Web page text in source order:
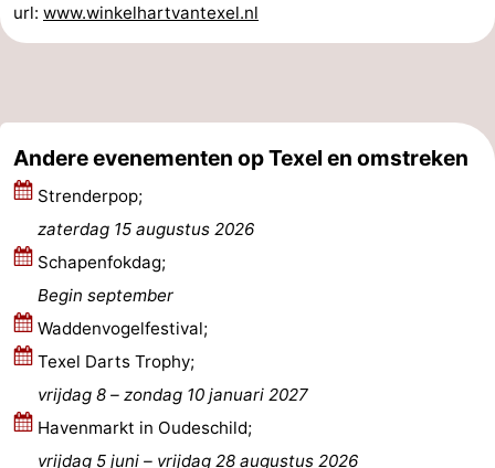
Nieuws
Waddeneilanden
Schiermonnikoog
-
Ameland
-
Terschelling
-
Vlieland
Noord-
Holland
url: www.winkelhartvantexel.nl
Andere evenementen op Texel en omstreken
Strenderpop;
zaterdag 15 augustus 2026
Schapenfokdag;
Begin september
Waddenvogelfestival;
Texel Darts Trophy;
vrijdag 8 – zondag 10 januari 2027
Havenmarkt in Oudeschild;
vrijdag 5 juni – vrijdag 28 augustus 2026